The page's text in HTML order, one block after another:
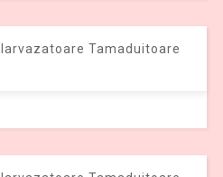
Tamaduitoare